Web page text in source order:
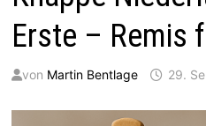
Erste – Remis
von Martin Bentlage 29.